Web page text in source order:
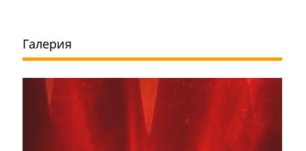
Галерия